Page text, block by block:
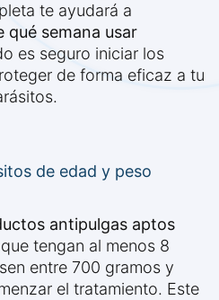
te ayudará a
qué semana usar
es seguro iniciar los
de forma eficaz a tu
de edad y peso
antipulgas aptos
tengan al menos 8
entre 700 gramos y
el tratamiento. Este